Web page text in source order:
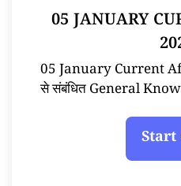
05 JANUARY
05 January Current
से संबंधित General